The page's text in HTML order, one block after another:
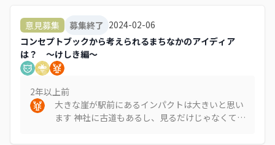
に担うことで、ワンストップ窓口にもなり得るの
かと思います。
意見募集 募集終了 2024-02-06
コンセプトブックから考えられるまちなかのアイディア
は？ ～けしき編～
2年以上前
大きな崖が駅前にあるインパクトは大きいと思い
ます 神社に古道もあるし、見るだけじゃなくて、